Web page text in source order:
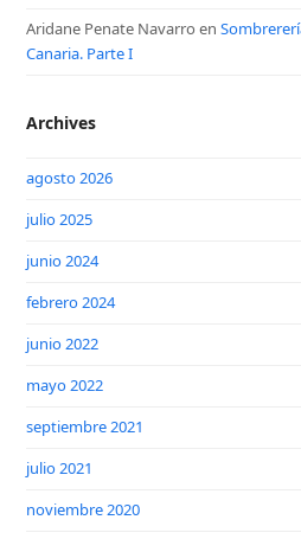
Aridane Penate Navarro en
Canaria. Parte I
Archives
agosto 2026
julio 2025
junio 2024
febrero 2024
junio 2022
mayo 2022
septiembre 2021
julio 2021
noviembre 2020